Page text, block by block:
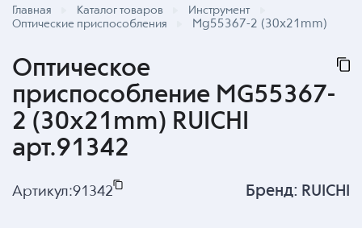
Главная Каталог товаров
Инструмент
Оптические приспособления
Mg55367-2 (30x21mm)
Оптическое
приспособление MG55367-
2 (30x21mm) RUICHI
арт.91342
Артикул:91342 Бренд: RUICHI